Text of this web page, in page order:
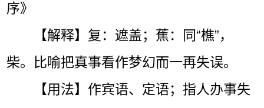
序》
【解释】复：遮盖；蕉：同“樵”，
柴。比喻把真事看作梦幻而一再失误。
【用法】作宾语、定语；指人办事失